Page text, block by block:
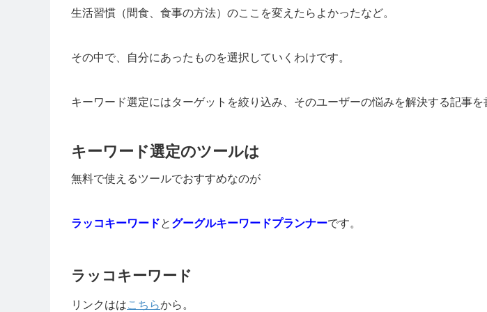
生活習慣（間食、食事の方法）のここを変えたらよかったなど。
その中で、自分にあったものを選択していくわけです。
キーワード選定にはターゲットを絞り込み、そのユーザーの悩みを解決する記事を
キーワード選定のツールは
無料で使えるツールでおすすめなのが
ラッコキーワードと グーグルキーワードプランナーです。
ラッコキーワード
リンクははこちらから。